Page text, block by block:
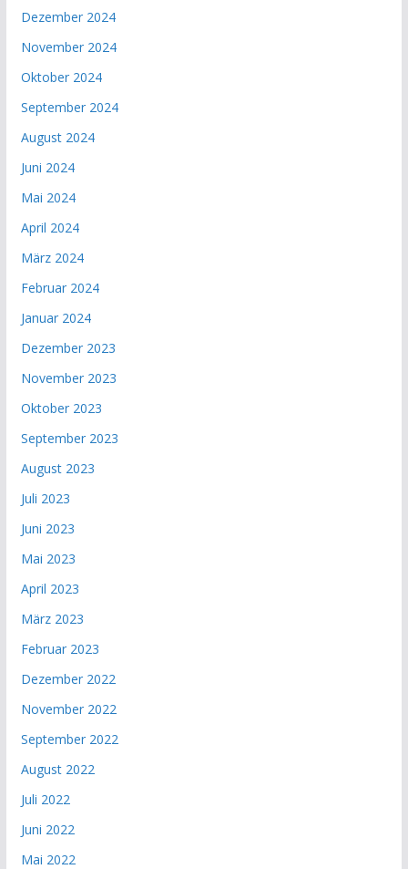
Dezember 2024
November 2024
Oktober 2024
September 2024
August 2024
Juni 2024
Mai 2024
April 2024
März 2024
Februar 2024
Januar 2024
Dezember 2023
November 2023
Oktober 2023
September 2023
August 2023
Juli 2023
Juni 2023
Mai 2023
April 2023
März 2023
Februar 2023
Dezember 2022
November 2022
September 2022
August 2022
Juli 2022
Juni 2022
Mai 2022